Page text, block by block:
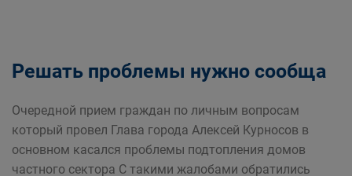
Решать проблемы нужно сообща
Очередной прием граждан по личным вопросам
который провел Глава города Алексей Курносов в
основном касался проблемы подтопления домов
частного сектора С такими жалобами обратились